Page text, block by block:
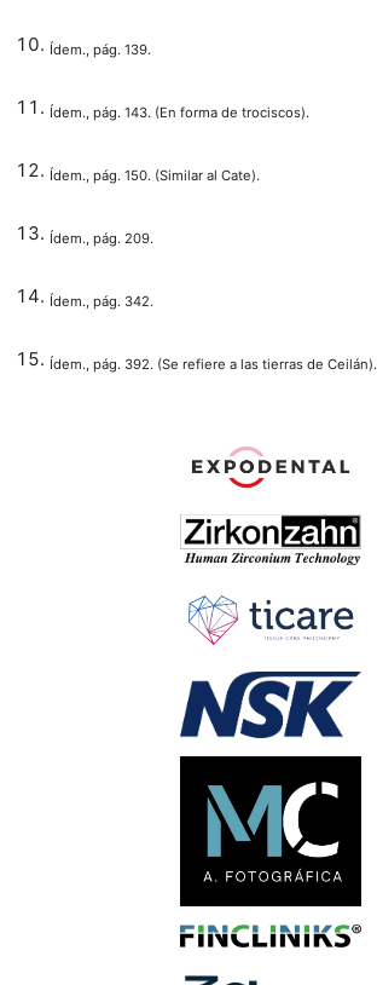
Ídem., pág. 139.
Ídem., pág. 143. (En forma de trociscos).
Ídem., pág. 150. (Similar al Cate).
Ídem., pág. 209.
Ídem., pág. 342.
Ídem., pág. 392. (Se refiere a las tierras de Ceilán).